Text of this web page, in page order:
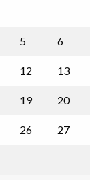
5 6
12 13
19 20
26 27